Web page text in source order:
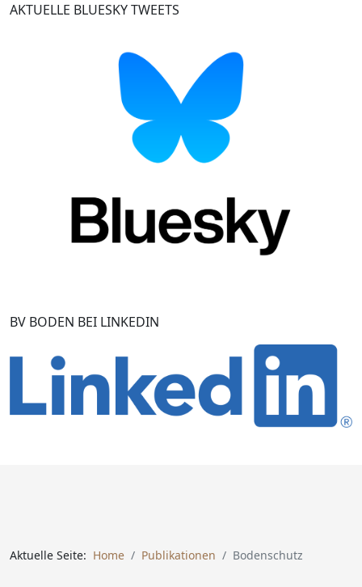
AKTUELLE BLUESKY TWEETS
BV BODEN BEI LINKEDIN
Aktuelle Seite: Home Publikationen Bodenschutz